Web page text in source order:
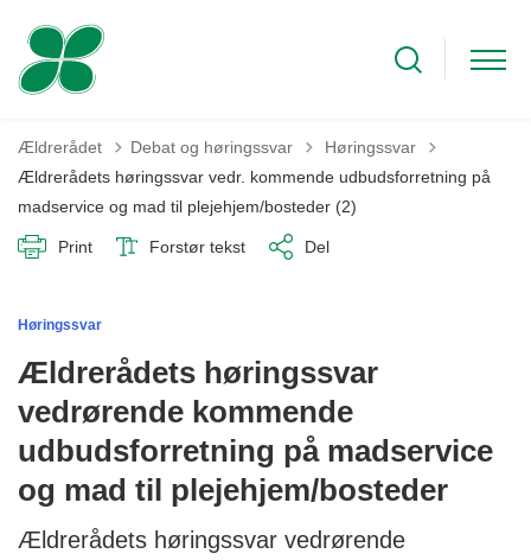
Ældrerådet Debat og høringssvar Tilbage til
Høringssvar
Ældrerådets høringssvar vedr. kommende udbudsforretning på
madservice og mad til plejehjem/bosteder (2)
Print Forstør tekst Del
Høringssvar
Ældrerådets høringssvar
vedrørende kommende
udbudsforretning på madservice
og mad til plejehjem/bosteder
Ældrerådets høringssvar vedrørende